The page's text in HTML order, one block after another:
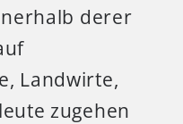
derer
Landwirte,
zugehen